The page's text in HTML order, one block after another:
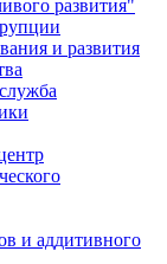
развития"
и развития
и аддитивного